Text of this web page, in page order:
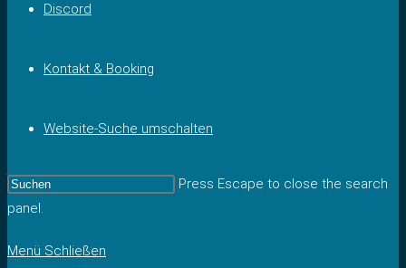
Discord
Kontakt & Booking
Website-Suche umschalten
Press Escape to close the search
panel.
Menü Schließen